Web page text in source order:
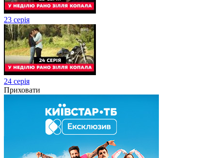
23 серія
24 серія
Приховати